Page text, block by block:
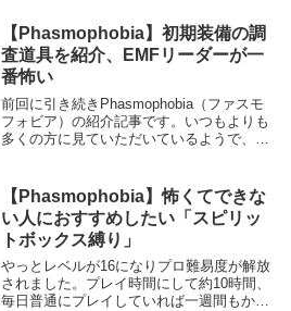
す。一気に2レベルとか上がると怖くても
セミプロでや...
【Phasmophobia】初期装備の調
査道具を紹介、EMFリーダーが一
番怖い
前回に引き続きPhasmophobia（ファスモ
フォビア）の紹介記事です。いつもよりも
多くの方に見ていただいているようで、流
に紹介していきます。デイリーチャレンジ
で...
【Phasmophobia】怖くてできな
い人におすすめしたい「スピリッ
トボックス縛り」
やっとレベルが16になりプロ難易度が解放
されました。プレイ時間にして約10時間、
毎日普通にプレイしていれば一週間もかか